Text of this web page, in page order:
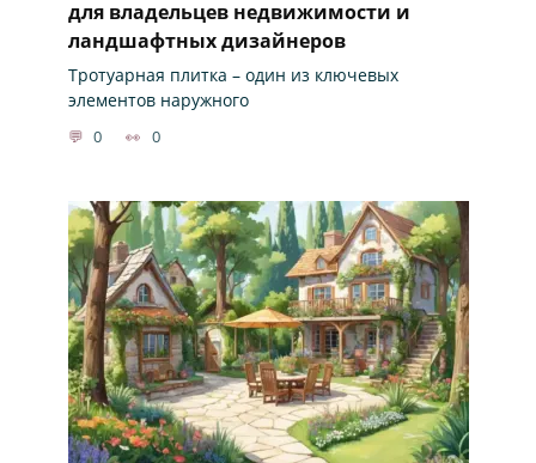
для владельцев недвижимости и
ландшафтных дизайнеров
Тротуарная плитка – один из ключевых
элементов наружного
0 0